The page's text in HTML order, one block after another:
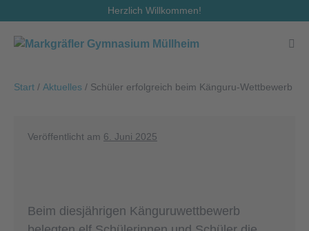
Inhalt
springen
Herzlich Willkommen!
Start / Aktuelles / Schüler erfolgreich beim Känguru-Wettbewerb
Veröffentlicht am 6. Juni 2025
Beim diesjährigen Känguruwettbewerb